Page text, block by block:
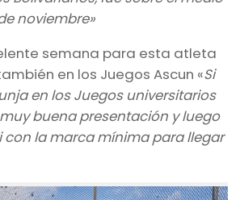
noviembre»
semana para esta atleta
en los Juegos Ascun «Si
en los Juegos universitarios
buena presentación y luego
con la marca mínima para llegar